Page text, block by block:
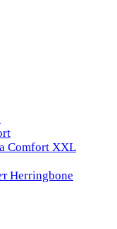
Comfort XXL
Herringbone